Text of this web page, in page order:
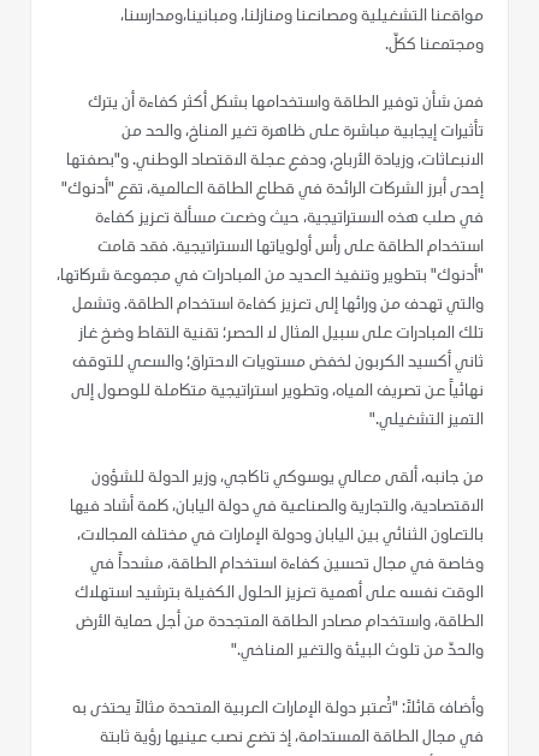
مواقعنا التشغيلية ومصانعنا ومنازلنا، ومبانينا،ومدارسنا،
ومجتمعنا ككلّ.
فمن شأن توفير الطاقة واستخدامها بشكل أكثر كفاءة أن يترك
تأثيرات إيجابية مباشرة على ظاهرة تغير المناخ، والحد من
الانبعاثات، وزيادة الأرباح، ودفع عجلة الاقتصاد الوطني. و"بصفتها
إحدى أبرز الشركات الرائدة في قطاع الطاقة العالمية، تقع "أدنوك"
في صلب هذه الاستراتيجية، حيث وضعت مسألة تعزيز كفاءة
استخدام الطاقة على رأس أولوياتها الاستراتيجية. فقد قامت
"أدنوك" بتطوير وتنفيذ العديد من المبادرات في مجموعة شركاتها،
والتي تهدف من ورائها إلى تعزيز كفاءة استخدام الطاقة. وتشمل
تلك المبادرات على سبيل المثال لا الحصر؛ تقنية التقاط وضخ غاز
ثاني أكسيد الكربون لخفض مستويات الاحتراق؛ والسعي للتوقف
نهائياً عن تصريف المياه، وتطوير استراتيجية متكاملة للوصول إلى
التميز التشغيلي."
من جانبه، ألقى معالي يوسوكي تاكاجي، وزير الدولة للشؤون
الاقتصادية، والتجارية والصناعية في دولة اليابان، كلمة أشاد فيها
بالتعاون الثنائي بين اليابان ودولة الإمارات في مختلف المجالات،
وخاصة في مجال تحسين كفاءة استخدام الطاقة، مشدداً في
الوقت نفسه على أهمية تعزيز الحلول الكفيلة بترشيد استهلاك
الطاقة، واستخدام مصادر الطاقة المتجددة من أجل حماية الأرض
والحدّ من تلوث البيئة والتغير المناخي."
وأضاف قائلاً: "تُعتبر دولة الإمارات العربية المتحدة مثالاً يحتذى به
في مجال الطاقة المستدامة، إذ تضع نصب عينيها رؤية ثابتة